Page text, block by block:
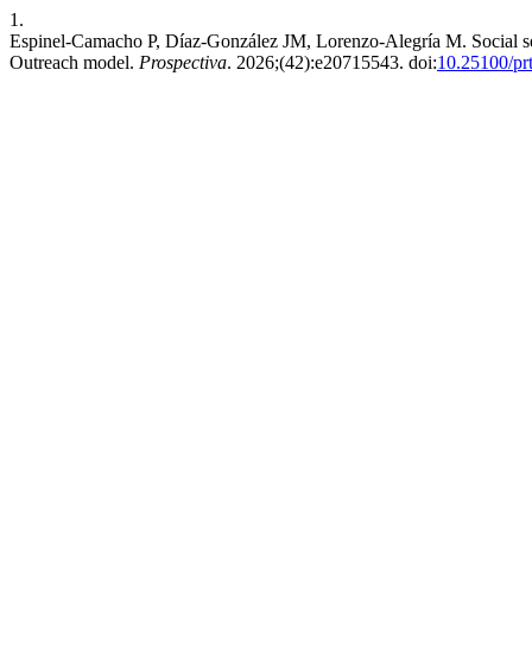
1.
Espinel-Camacho P, Díaz-González JM, Lorenzo-Alegría M. Social
Outreach model. Prospectiva. 2026;(42):e20715543. doi:10.25100/